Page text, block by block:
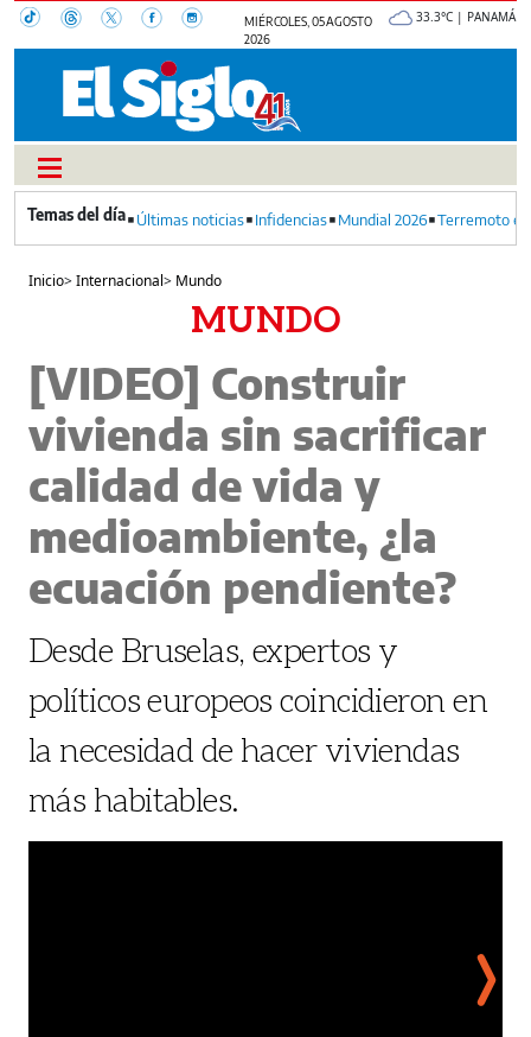
MIÉRCOLES, 05 AGOSTO
2026
33.3°C | PANAMÁ
Últimas noticias Infidencias Mundial 2026 Terremoto
Inicio>Internacional> Mundo
MUNDO
[VIDEO] Construir
vivienda sin sacrificar
calidad de vida y
medioambiente, ¿la
ecuación pendiente?
Desde Bruselas, expertos y
políticos europeos coincidieron en
la necesidad de hacer viviendas
más habitables.